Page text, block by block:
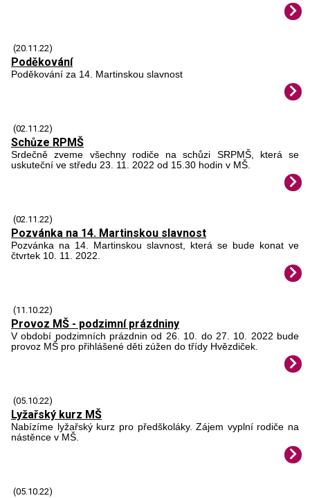
(20.11.22)
Poděkování
Poděkování za 14. Martinskou slavnost
(02.11.22)
Schůze RPMŠ
Srdečně zveme všechny rodiče na schůzi SRPMŠ, která se
uskuteční ve středu 23. 11. 2022 od 15.30 hodin v MŠ.
(02.11.22)
Pozvánka na 14. Martinskou slavnost
Pozvánka na 14. Martinskou slavnost, která se bude konat ve
čtvrtek 10. 11. 2022.
(11.10.22)
Provoz MŠ - podzimní prázdniny
V období podzimních prázdnin od 26. 10. do 27. 10. 2022 bude
provoz MŠ pro přihlášené děti zúžen do třídy Hvězdiček.
(05.10.22)
Lyžařský kurz MŠ
Nabízíme lyžařský kurz pro předškoláky. Zájem vyplní rodiče na
nástěnce v MŠ.
(05.10.22)